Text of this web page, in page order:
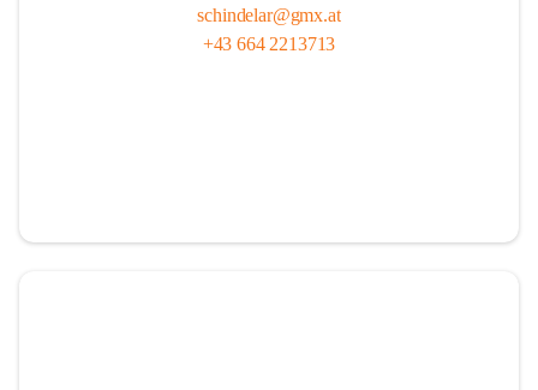
schindelar@gmx.at
+43 664 2213713